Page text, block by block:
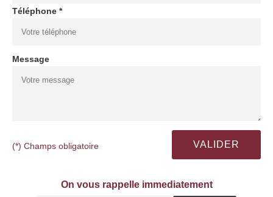
Téléphone *
Message
(*) Champs obligatoire
On vous rappelle immediatement